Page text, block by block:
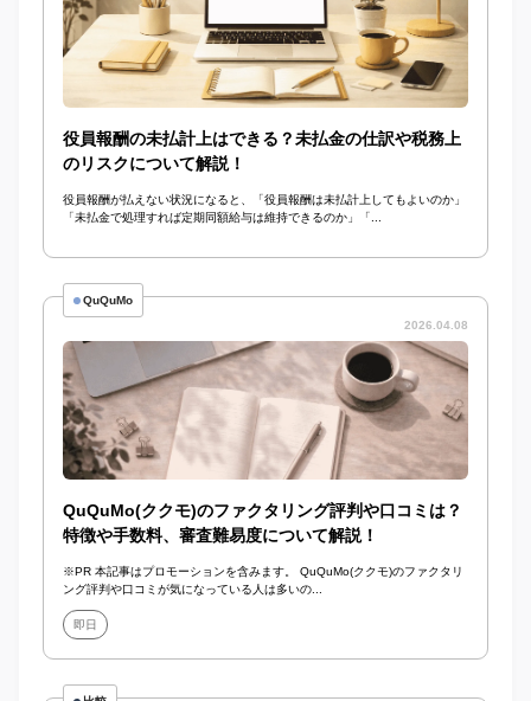
役員報酬の未払計上はできる？未払金の仕訳や税務上
のリスクについて解説！
役員報酬が払えない状況になると、「役員報酬は未払計上してもよいのか」
「未払金で処理すれば定期同額給与は維持できるのか」「...
QuQuMo
2026.04.08
QuQuMo(ククモ)のファクタリング評判や口コミは？
特徴や手数料、審査難易度について解説！
※PR 本記事はプロモーションを含みます。 QuQuMo(ククモ)のファクタリ
ング評判や口コミが気になっている人は多いの...
即日